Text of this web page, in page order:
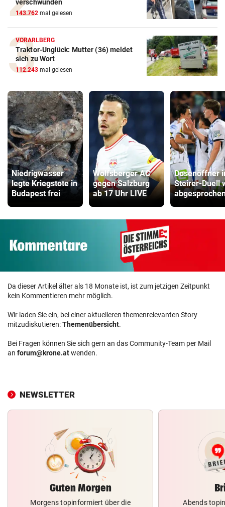
verschwunden
143.762 mal gelesen
VORARLBERG
Traktor-Unglück: Mutter (36) meldet
sich zu Wort
112.243 mal gelesen
Niedrigwasser
legte Kriegstote in
Budapest frei
Wolfsberger AC
gegen Salzburg
ab 17 Uhr LIVE
Dosenöffner
Steirer-Duell
Da dieser Artikel älter als 18 Monate ist, ist zum jetzigen Zeitpunkt
kein Kommentieren mehr möglich.
Wir laden Sie ein, bei einer aktuelleren themenrelevanten Story
mitzudiskutieren:Themenübersicht.
Bei Fragen können Sie sich gern an das Community-Team per Mail
an forum@krone.atwenden.
NEWSLETTER
Guten Morgen
Morgens topinformiert über die
Abends